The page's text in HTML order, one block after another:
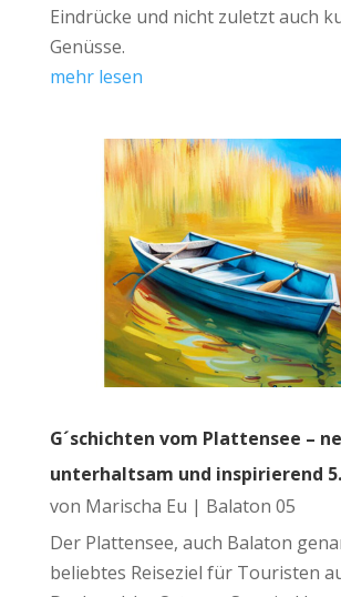
Eindrücke und nicht zuletzt auch
Genüsse.
mehr lesen
G´schichten vom Plattensee –
unterhaltsam und inspirierend
von Marischa Eu | Balaton 05
Der Plattensee, auch Balaton
beliebtes Reiseziel für Touristen